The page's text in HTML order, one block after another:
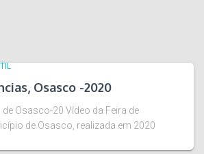
Osasco -2020
de Osasco-20 Vídeo da Feira de
de Osasco, realizada em 2020